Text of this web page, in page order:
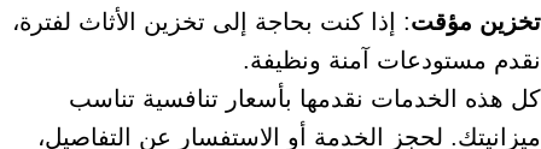
تخزين مؤقت: إذا كنت بحاجة إلى تخزين الأثاث لفترة،
نقدم مستودعات آمنة ونظيفة.
كل هذه الخدمات نقدمها بأسعار تنافسية تناسب
ميزانيتك. لحجز الخدمة أو الاستفسار عن التفاصيل،